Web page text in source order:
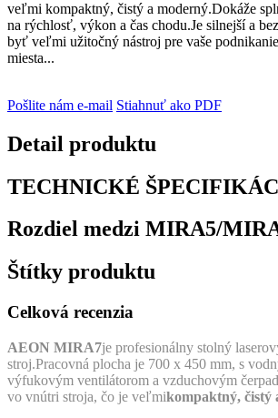
veľmi kompaktný, čistý a moderný.Dokáže
na rýchlosť, výkon a čas chodu.Je silnejší a
byť veľmi užitočný nástroj pre vaše
miesta...
Pošlite nám e-mail Stiahnuť ako PDF
Detail produktu
TECHNICKÉ
Rozdiel medzi MIRA5/
Štítky produktu
Celková recenzia
AEON MIRA7je profesionálny stolný
stroj.Pracovná plocha je 700 x 450 mm, s
výfukovým ventilátorom a vzduchovým
vo vnútri stroja, čo je veľmikompaktný, čistý